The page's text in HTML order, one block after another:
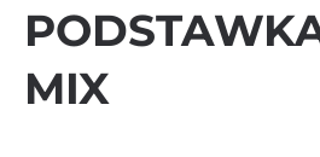
MIX